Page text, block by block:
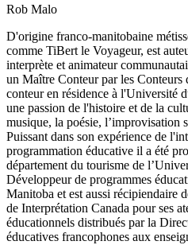
Rob Malo
D'origine franco-manitobaine
comme TiBert le Voyageur, est
interprète et animateur
un Maître Conteur par les Conteurs
conteur en résidence à l'Université
une passion de l'histoire et de la
musique, la poésie, l’improvisation
Puissant dans son expérience de
programmation éducative il a été
département du tourisme de
Développeur de programmes
Manitoba et est aussi récipiendaire
de Interprétation Canada pour ses
éducationnels distribués par la
éducatives francophones aux